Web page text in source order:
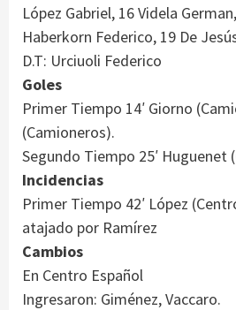
López Gabriel, 16 Videla
Haberkorn Federico, 19 De
D.T: Urciuoli Federico
Goles
Primer Tiempo 14′ Giorno
(Camioneros).
Segundo Tiempo 25′ Huguenet
Incidencias
Primer Tiempo 42′ López
atajado por Ramírez
Cambios
En Centro Español
Ingresaron: Giménez, Vaccaro.